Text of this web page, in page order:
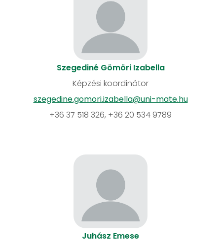
Szegediné Gömöri Izabella
Képzési koordinátor
szegedine.gomori.izabella@uni-mate.hu
+36 37 518 326, +36 20 534 9789
Juhász Emese